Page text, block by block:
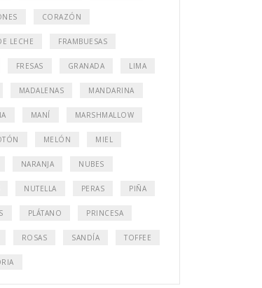
CORAZÓN
LECHE FRAMBUESAS
FRESAS GRANADA LIMA
MADALENAS MANDARINA
MANÍ MARSHMALLOW
MELÓN MIEL
NARANJA NUBES
NUTELLA PERAS PIÑA
PLÁTANO PRINCESA
ROSAS SANDÍA TOFFEE